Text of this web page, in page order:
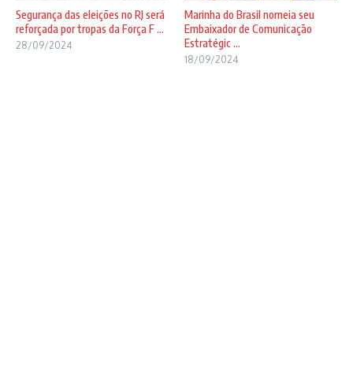
Segurança das eleições no RJ será
reforçada por tropas da Força F ...
28/09/2024
Marinha do Brasil nomeia seu
Embaixador de Comunicação
Estratégic ...
18/09/2024